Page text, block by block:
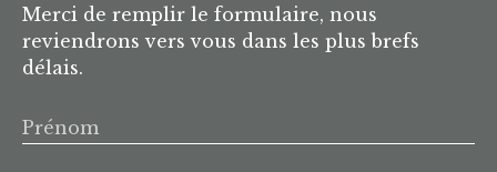
Merci de remplir le formulaire, nous
reviendrons vers vous dans les plus brefs
délais.
Prénom